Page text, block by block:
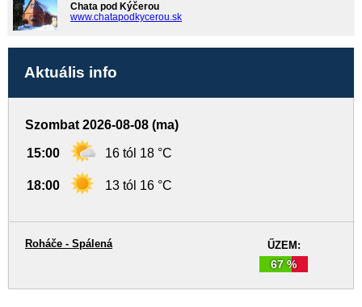
Chata pod Kýčerou
www.chatapodkycerou.sk
Aktuális info
Szombat 2026-08-08 (ma)
15:00 16 tól 18 °C
18:00 13 tól 16 °C
ŰZEM:
67 %
Roháče - Spálená